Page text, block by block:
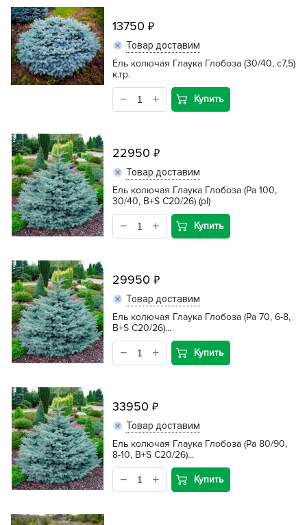
13750
Товар доставим
Ель колючая Глаука Глобоза (30/40, c7,5)
к.тр.
Купить
22950
Товар доставим
Ель колючая Глаука Глобоза (Pa 100,
30/40, B+S С20/26) (pl)
Купить
29950
Товар доставим
Ель колючая Глаука Глобоза (Pa 70, 6-8,
B+S С20/26)...
Купить
33950
Товар доставим
Ель колючая Глаука Глобоза (Pa 80/90,
8-10, B+S С20/26)...
Купить